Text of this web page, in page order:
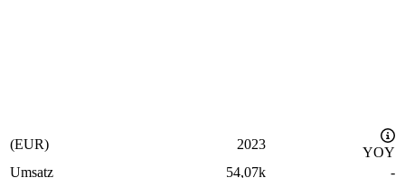
(EUR) 2023
YOY
Umsatz
54,07k
-